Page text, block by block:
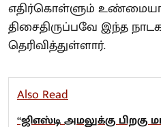
எதிர்கொள்ளும்
திசைதிருப்பவே இந்த
தெரிவித்துள்ளார்.
Also Read
“ஜிஎஸ்டி அமலுக்கு பிறகு